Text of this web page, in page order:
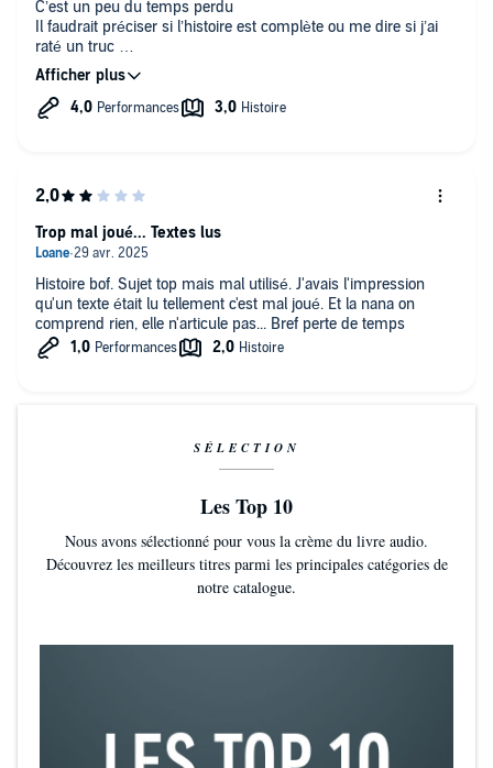
Twitter : @HenriBregeon
YouTube : Henri Brégeon - HB Films
C’est un peu du temps perdu
Il faudrait préciser si l’histoire est complète ou me dire si j’ai
raté un truc
Au plaisir
Histoire bof. Sujet top mais mal utilisé. J'avais l'impression
qu'un texte était lu tellement c'est mal joué. Et la nana on
comprend rien, elle n'articule pas... Bref perte de temps
Trop mal joué... Textes lus
SÉLECTION
Les Top 10
Nous avons sélectionné pour vous la crème du livre audio.
Découvrez les meilleurs titres parmi les principales catégories de
notre catalogue.